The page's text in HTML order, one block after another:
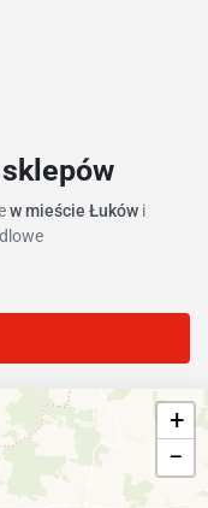
w mieście Łuków i
+
−